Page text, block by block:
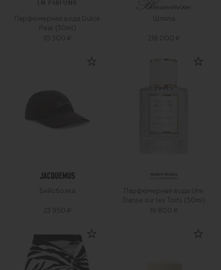
LM PARFUMS
Парфюмерная вода Dulce
Pear (30ml)
10 500 ₽
Шляпа
218 000 ₽
Бейсболка
23 950 ₽
Парфюмерная вода Une
Danse sur les Toits (50ml)
19 800 ₽